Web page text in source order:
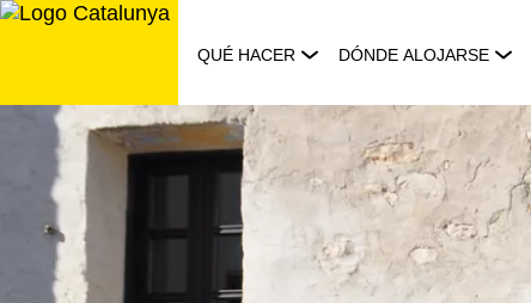
Saltar
QUÉ HACER DÓNDE ALOJARSE